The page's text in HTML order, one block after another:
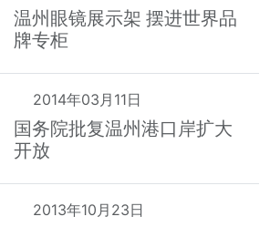
温州眼镜展示架 摆进世界品
牌专柜
2014年03月11日
国务院批复温州港口岸扩大
开放
2013年10月23日